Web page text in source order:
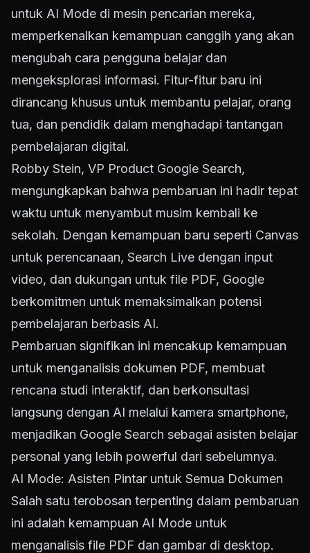
untuk AI Mode di mesin pencarian mereka,
memperkenalkan kemampuan canggih yang akan
mengubah cara pengguna belajar dan
mengeksplorasi informasi. Fitur-fitur baru ini
dirancang khusus untuk membantu pelajar, orang
tua, dan pendidik dalam menghadapi tantangan
pembelajaran digital.
Robby Stein, VP Product Google Search,
mengungkapkan bahwa pembaruan ini hadir tepat
waktu untuk menyambut musim kembali ke
sekolah. Dengan kemampuan baru seperti Canvas
untuk perencanaan, Search Live dengan input
video, dan dukungan untuk file PDF, Google
berkomitmen untuk memaksimalkan potensi
pembelajaran berbasis AI.
Pembaruan signifikan ini mencakup kemampuan
untuk menganalisis dokumen PDF, membuat
rencana studi interaktif, dan berkonsultasi
langsung dengan AI melalui kamera smartphone,
menjadikan Google Search sebagai asisten belajar
personal yang lebih powerful dari sebelumnya.
AI Mode: Asisten Pintar untuk Semua Dokumen
Salah satu terobosan terpenting dalam pembaruan
ini adalah kemampuan AI Mode untuk
menganalisis file PDF dan gambar di desktop.